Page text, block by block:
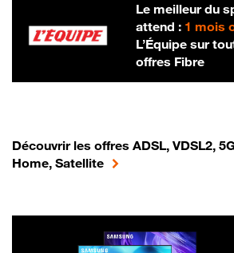
Le meilleur du
attend : 1 mois
L’Équipe sur
offres Fibre
Découvrir les offres ADSL, VDSL2,
Home, Satellite